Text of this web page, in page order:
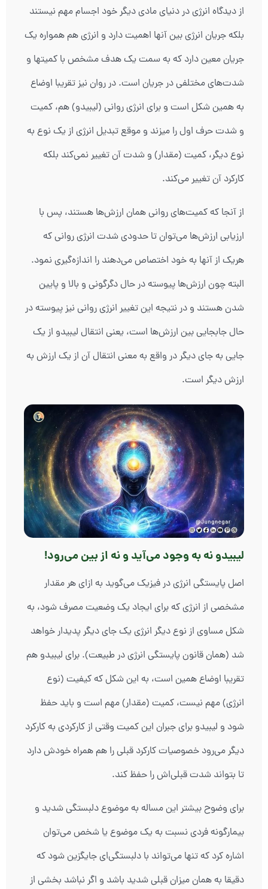
از دیدگاه انرژی در دنیای مادی دیگر خود اجسام مهم نیستند
بلکه جریان انرژی بین آنها اهمیت دارد و انرژی هم همواره یک
جریان معین دارد که به سمت یک هدف مشخص با کمیت‎ها و
شدت‌های مختلفی در جریان است. در روان نیز تقریبا اوضاع
به همین شکل است و برای انرژی روانی (لیبیدو) هم، کمیت
و شدت حرف اول را میزند و موقع تبدیل انرژی از یک نوع به
نوع دیگر، کمیت (مقدار) و شدت آن تغییر نمی‌کند بلکه
کارکرد آن تغییر می‌کند.
از آنجا که کمیت‌های روانی همان ارزش‌ها هستند، پس با
ارزیابی ارزش‌ها می‌توان تا حدودی شدت انرژی روانی که
هریک از آنها به خود اختصاص می‌دهند را اندازه‌گیری نمود.
البته چون ارزش‌ها پیوسته در حال دگرگونی و بالا و پایین
شدن هستند و در نتیجه این تغییر انرژی روانی نیز پیوسته در
حال جابجایی بین ارزش‌ها است، یعنی انتقال لیبیدو از یک
جایی به جای دیگر در واقع به معنی انتقال آن از یک ارزش به
ارزش دیگر است.
لیبیدو نه به وجود می‌آید و نه از بین می‌رود!
اصل پایستگی انرژی در فیزیک می‌گوید به ازای هر مقدار
مشخصی از انرژی که برای ایجاد یک وضعیت مصرف شود، به
شکل مساوی از نوع دیگر انرژی یک جای دیگر پدیدار خواهد
شد (همان قانون پایستگی انرژی در طبیعت). برای لیبیدو هم
تقریبا اوضاع همین است، به این شکل که کیفیت (نوع
انرژی) مهم نیست، کمیت (مقدار) مهم است و باید حفظ
شود و لیبیدو برای جبران این کمیت وقتی از کارکردی به کارکرد
دیگر می‌رود خصوصیات کارکرد قبلی را هم همراه خودش دارد
تا بتواند شدت قبلی‌اش را حفظ کند.
برای وضوح بیشتر این مساله به موضوع دلبستگی شدید و
بیمارگونه فردی نسبت به یک موضوع یا شخص می‌‎توان
اشاره کرد که تنها می‌تواند با دلبستگی‌ای جایگزین شود که
دقیقا به همان میزان قبلی شدید باشد و اگر نباشد بخشی از